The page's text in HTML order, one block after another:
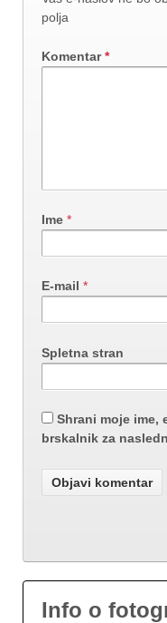
polja
Komentar*
Ime *
E-mail *
Spletna stran
Shrani moje ime,
brskalnik za
Info o